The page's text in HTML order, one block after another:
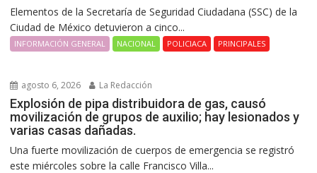
Elementos de la Secretaría de Seguridad Ciudadana (SSC) de la
Ciudad de México detuvieron a cinco...
INFORMACIÓN GENERAL NACIONAL POLICIACA PRINCIPALES
agosto 6, 2026 La Redacción
Explosión de pipa distribuidora de gas, causó
movilización de grupos de auxilio; hay lesionados y
varias casas dañadas.
Una fuerte movilización de cuerpos de emergencia se registró
este miércoles sobre la calle Francisco Villa...